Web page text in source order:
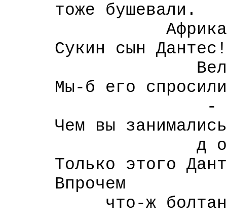
тоже бушевали.
Сукин сын Дантес!
Мы-б его спросили
- а ваши к т
Чем вы занимались
д о 17-го
Только этого
Впрочем
что-ж